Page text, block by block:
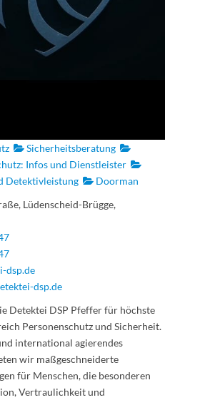
Sicherheitsberatung
Infos und Dienstleister
Detektivleistung
Doorman
Lüdenscheid-Brügge,
dsp.de
dsp.de
Detektei DSP Pfeffer für höchste
Personenschutz und Sicherheit.
international agierendes
wir maßgeschneiderte
für Menschen, die besonderen
Vertraulichkeit und